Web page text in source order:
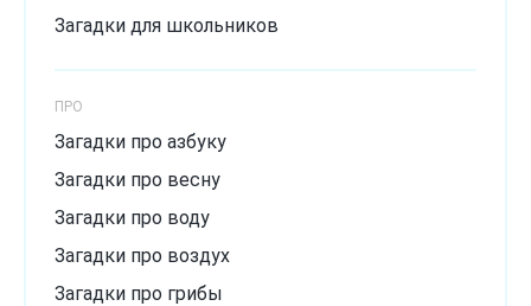
Загадки для школьников
ПРО
Загадки про азбуку
Загадки про весну
Загадки про воду
Загадки про воздух
Загадки про грибы